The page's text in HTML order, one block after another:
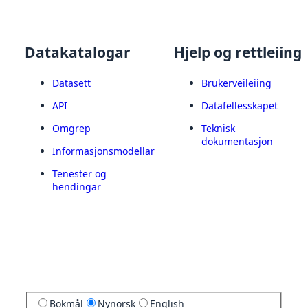
Datakatalogar
Datasett
API
Omgrep
Informasjonsmodellar
Tenester og
hendingar
Hjelp og rettleiing
Brukerveileiing
Datafellesskapet
Teknisk
dokumentasjon
Bokmål Nynorsk English